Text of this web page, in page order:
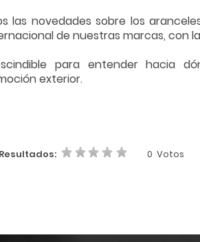
las novedades sobre los
de nuestras marcas, con
para entender hacia
exterior.
Resultados: 0 Votos